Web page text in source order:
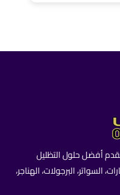
أفضل حلول التظليل
السواتر، البرجولات، الهناجر،